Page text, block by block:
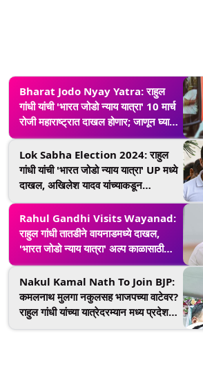
Bharat Jodo Nyay Yatra: राहुल
गांधी यांची 'भारत जोडो न्याय यात्रा' 10 मार्च
रोजी महाराष्ट्रात दाखल होणार; जाणून घ्या
संपूर्ण कार्यक्रम
Lok Sabha Election 2024: राहुल
गांधी यांची 'भारत जोडो न्याय यात्रा' UP मध्ये
दाखल, अखिलेश यादव यांच्याकडून
काँग्रेसला अंतिम ऑफर
Rahul Gandhi Visits Wayanad:
राहुल गांधी तातडीने वायनाडमध्ये दाखल,
'भारत जोडो न्याय यात्रा' अल्प काळासाठी
स्थगित, कारण घ्या जाणून
Nakul Kamal Nath To Join BJP:
कमलनाथ मुलगा नकुलसह भाजपच्या वाटेवर?
राहुल गांधी यांच्या यात्रेदरम्यान मध्य प्रदेश